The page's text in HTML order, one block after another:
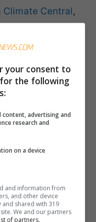
Climate Central,
i cambiamenti
come stanno
una sorta di
mostra i
che molte
del mare
Lo
tide gauge
your consent to
the following
content, advertising and
research and
on a device
and information from
and other device
and shared with 319
We and our partners
of partners.